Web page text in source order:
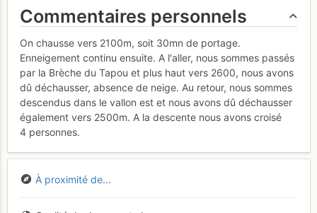
Commentaires personnels
On chausse vers 2100m, soit 30mn de portage.
Enneigement continu ensuite. A l'aller, nous sommes passés
par la Brèche du Tapou et plus haut vers 2600, nous avons
dû déchausser, absence de neige. Au retour, nous sommes
descendus dans le vallon est et nous avons dû déchausser
également vers 2500m. A la descente nous avons croisé
4 personnes.
À proximité de...